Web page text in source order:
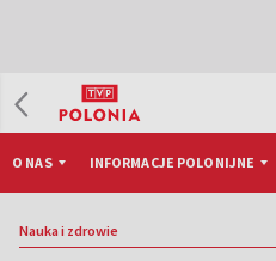
O NAS INFORMACJE POLONIJNE
Nauka i zdrowie